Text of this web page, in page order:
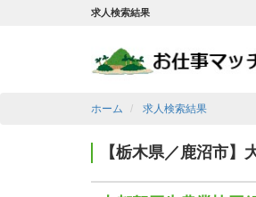
求人検索結果
ホーム 求人検索結果
【栃木県／鹿沼市